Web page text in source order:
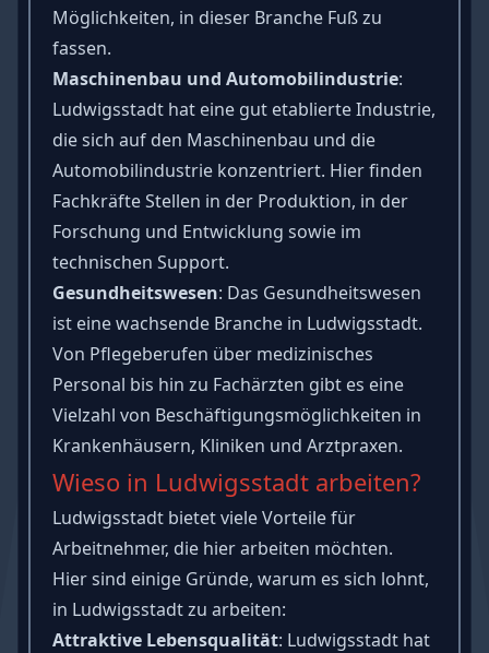
Möglichkeiten, in dieser Branche Fuß zu
fassen.
Maschinenbau und Automobilindustrie:
Ludwigsstadt hat eine gut etablierte Industrie,
die sich auf den Maschinenbau und die
Automobilindustrie konzentriert. Hier finden
Fachkräfte Stellen in der Produktion, in der
Forschung und Entwicklung sowie im
technischen Support.
Gesundheitswesen: Das Gesundheitswesen
ist eine wachsende Branche in Ludwigsstadt.
Von Pflegeberufen über medizinisches
Personal bis hin zu Fachärzten gibt es eine
Vielzahl von Beschäftigungsmöglichkeiten in
Krankenhäusern, Kliniken und Arztpraxen.
Wieso in Ludwigsstadt arbeiten?
Ludwigsstadt bietet viele Vorteile für
Arbeitnehmer, die hier arbeiten möchten.
Hier sind einige Gründe, warum es sich lohnt,
in Ludwigsstadt zu arbeiten:
Attraktive Lebensqualität: Ludwigsstadt hat